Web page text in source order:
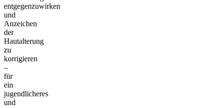
entgegenzuwirken
und
Anzeichen
der
Hautalterung
zu
korrigieren
–
für
ein
jugendlicheres
und